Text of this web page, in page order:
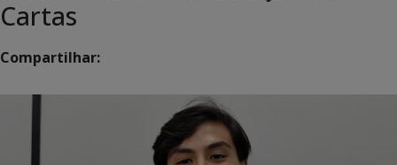
Cartas
Compartilhar: